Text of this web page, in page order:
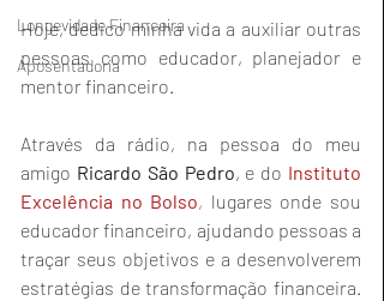
Longevidade Financeira
Aposentadoria
Hoje, dedico minha vida a auxiliar outras
pessoas como educador, planejador e
mentor financeiro.
Através da rádio, na pessoa do meu
amigo Ricardo São Pedro, e do Instituto
Excelência no Bolso, lugares onde sou
educador financeiro, ajudando pessoas a
traçar seus objetivos e a desenvolverem
estratégias de transformação financeira.